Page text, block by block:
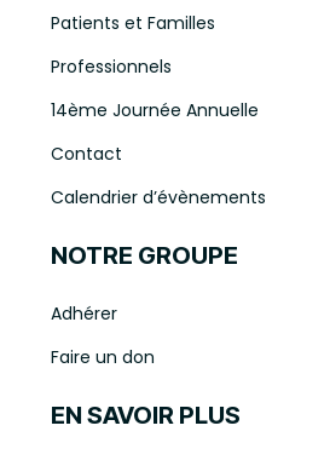
Patients et Familles
Professionnels
14ème Journée Annuelle
Contact
Calendrier d’évènements
NOTRE GROUPE
Adhérer
Faire un don
EN SAVOIR PLUS